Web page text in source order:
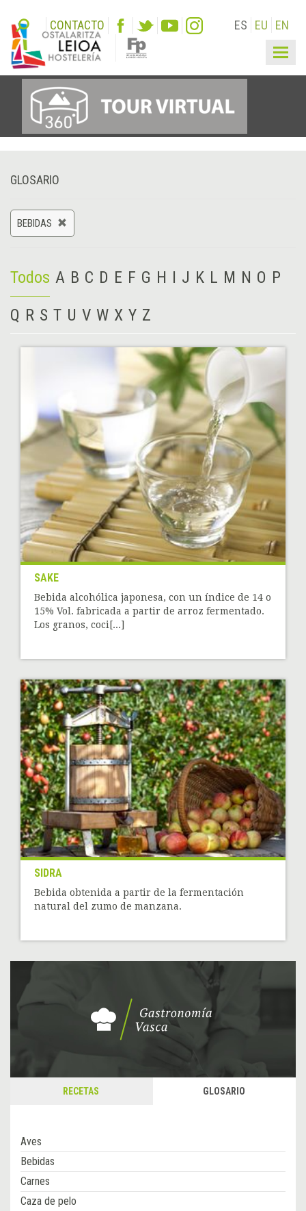
CONTACTO ES EU EN
GLOSARIO
BEBIDAS
Todos A B C D E F G H I J K L M N O P
Q R S T U V W X Y Z
SAKE
Bebida alcohólica japonesa, con un índice de 14 o
15% Vol. fabricada a partir de arroz fermentado.
Los granos, coci[...]
SIDRA
Bebida obtenida a partir de la fermentación
natural del zumo de manzana.
RECETAS GLOSARIO
Aves
Bebidas
Carnes
Caza de pelo